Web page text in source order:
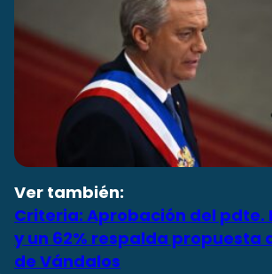
Ver también:
Criteria: Aprobación del pdte.
y un 62% respalda propuesta
de Vándalos